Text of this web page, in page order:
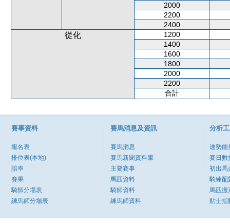
2000
2200
2400
從化
1200
1400
1600
1800
2000
2200
合計
賽事資料
報名表
排位表(本地)
賠率
賽果
騎師分場表
練馬師分場表
賽馬消息及資訊
賽馬消息
賽馬新聞資料庫
主要賽事
馬匹資料
騎師資料
練馬師資料
分析
速勢能
賽日數
初出馬
騎練配
馬匹搬
貼士指